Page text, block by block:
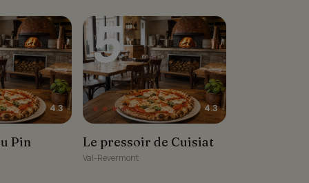
4.3
Pin Le pressoir de Cuisiat
5
★★★★☆ 4.3
Le pressoir de Cuisiat
Val-Revermont